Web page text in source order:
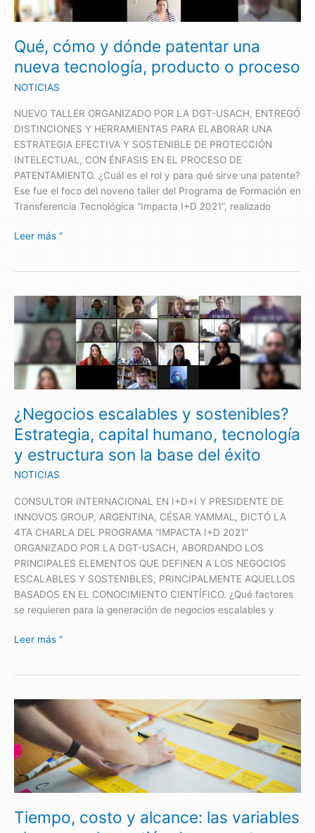
Qué, cómo y dónde patentar una
nueva tecnología, producto o proceso
NOTICIAS
NUEVO TALLER ORGANIZADO POR LA DGT-USACH, ENTREGÓ
DISTINCIONES Y HERRAMIENTAS PARA ELABORAR UNA
ESTRATEGIA EFECTIVA Y SOSTENIBLE DE PROTECCIÓN
INTELECTUAL, CON ÉNFASIS EN EL PROCESO DE
PATENTAMIENTO. ¿Cuál es el rol y para qué sirve una patente?
Ese fue el foco del noveno taller del Programa de Formación en
Transferencia Tecnológica “Impacta I+D 2021”, realizado
una
tecnología,
producto
proceso
Leer más ”
¿Negocios escalables y sostenibles?
Estrategia, capital humano, tecnología
y estructura son la base del éxito
NOTICIAS
CONSULTOR INTERNACIONAL EN I+D+I Y PRESIDENTE DE
INNOVOS GROUP, ARGENTINA, CÉSAR YAMMAL, DICTÓ LA
4TA CHARLA DEL PROGRAMA “IMPACTA I+D 2021”
ORGANIZADO POR LA DGT-USACH, ABORDANDO LOS
PRINCIPALES ELEMENTOS QUE DEFINEN A LOS NEGOCIOS
ESCALABLES Y SOSTENIBLES, PRINCIPALMENTE AQUELLOS
BASADOS EN EL CONOCIMIENTO CIENTÍFICO. ¿Qué factores
se requieren para la generación de negocios escalables y
¿Negocios
escalables
sostenibles?
Estrategia,
capital
tecnología
y
estructura
son
la
del
éxito
Leer más ”
Tiempo, costo y alcance: las variables
Tiempo,
costo
y
alcance:
las
variables
para